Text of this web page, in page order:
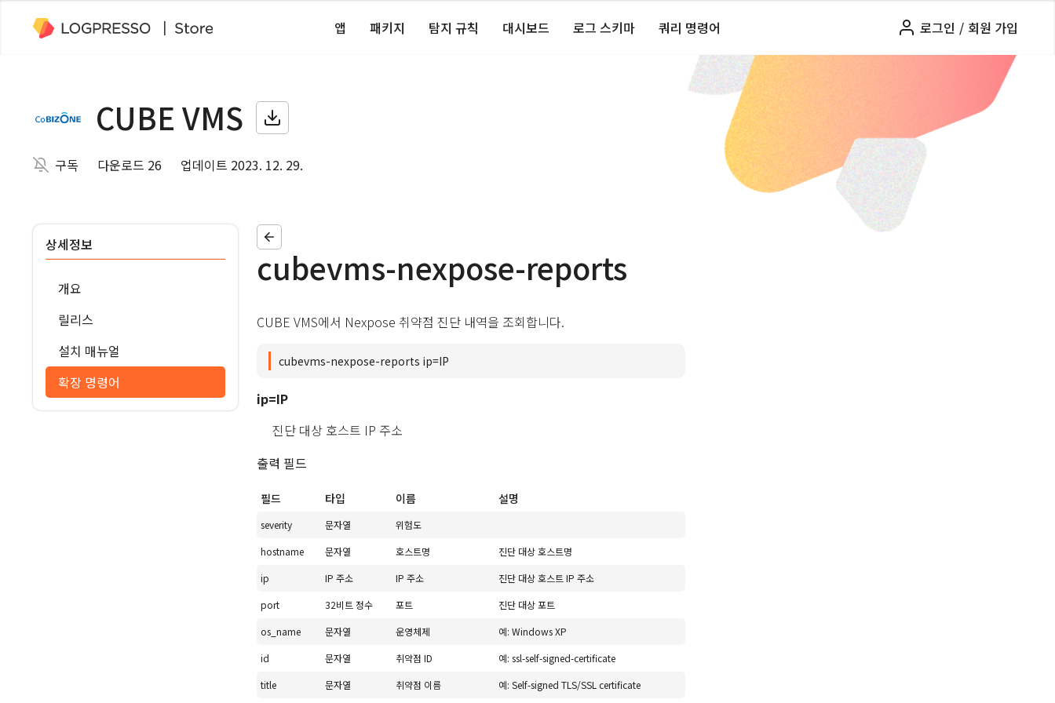
앱 패키지 탐지 규칙 대시보드 로그 스키마 쿼리 명령어 로그인 / 회원 가입
CUBE VMS
구독 다운로드 26 업데이트 2023. 12. 29.
상세정보
개요
릴리스
설치 매뉴얼
확장 명령어
cubevms-nexpose-reports
CUBE VMS에서 Nexpose 취약점 진단 내역을 조회합니다.
cubevms-nexpose-reports ip=IP
ip=IP
진단 대상 호스트 IP 주소
출력 필드
필드 타입 이름 설명
severity 문자열
위험도
hostname
문자열 호스트명
진단 대상 호스트명
ip
IP 주소 IP 주소
진단 대상 호스트 IP 주소
port
32비트 정수 포트
진단 대상 포트
os_name
문자열 운영체제
예: Windows XP
id
문자열 취약점 ID
예: ssl-self-signed-certificate
title
문자열 취약점 이름 예: Self-signed TLS/SSL certificate